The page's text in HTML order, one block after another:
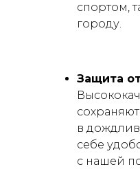
спортом,
городу.
Защита
в
себе
с нашей